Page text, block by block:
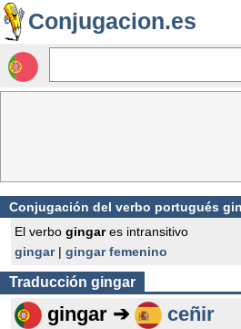
Conjugacion.es
Conjugación del verbo portugués
El verbo gingares intransitivo
gingar| gingar femenino
Traducción gingar
gingar ➔ ceñir